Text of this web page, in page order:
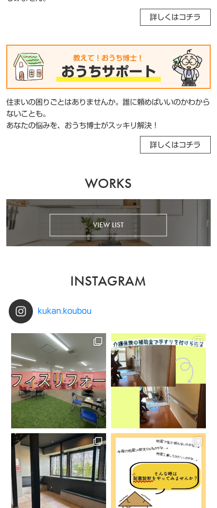
詳しくはコチラ
住まいの困りごとはありませんか。誰に頼めばいいのかわから
ないことも。
あなたの悩みを、おうち博士がスッキリ解決！
詳しくはコチラ
WORKS
VIEW LIST
INSTAGRAM
kukan.koubou